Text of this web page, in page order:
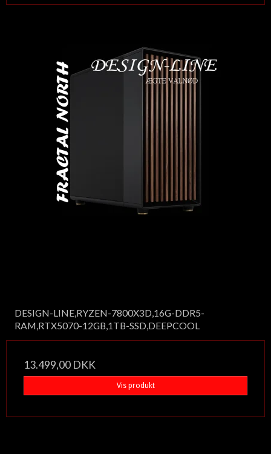
DESIGN-LINE,RYZEN-7800X3D,16G-DDR5-
RAM,RTX5070-12GB,1TB-SSD,DEEPCOOL
13.499,00 DKK
Vis produkt